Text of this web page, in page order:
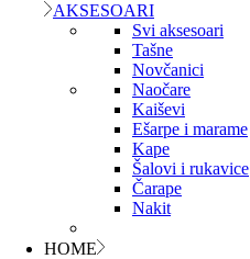
AKSESOARI
Svi aksesoari
Tašne
Novčanici
Naočare
Kaiševi
Ešarpe i marame
Kape
Šalovi i rukavice
Čarape
Nakit
HOME